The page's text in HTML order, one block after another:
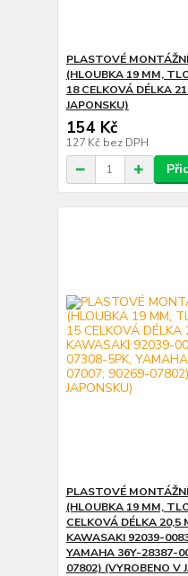
PLASTOVÉ
(HLOUBKA 19 MM,
18 CELKOVÁ DÉLKA
JAPONSKU)
154 Kč
127 Kč bez DPH
PLASTOVÉ
(HLOUBKA 19 MM,
CELKOVÁ DÉLKA 20,5
KAWASAKI 92039-
YAMAHA 36Y-28387-
07802) (VYROBENO V